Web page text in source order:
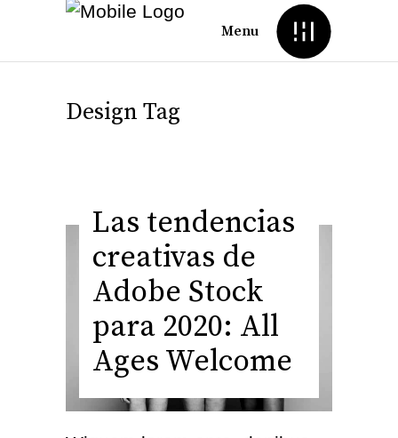
Menu
Design Tag
Las tendencias
creativas de
Adobe Stock
para 2020: All
Ages Welcome